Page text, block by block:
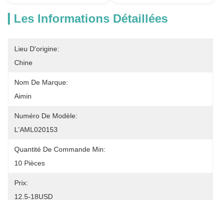
Les Informations Détaillées
Lieu D'origine:
Chine
Nom De Marque:
Aimin
Numéro De Modèle:
L'AML020153
Quantité De Commande Min:
10 Pièces
Prix:
12.5-18USD